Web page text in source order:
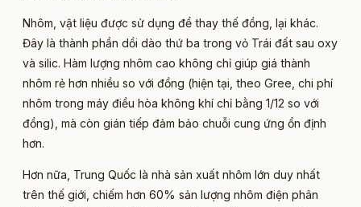
Nhôm, vật liệu được sử dụng để thay thế đồng, lại khác.
Đây là thành phần dồi dào thứ ba trong vỏ Trái đất sau oxy
và silic. Hàm lượng nhôm cao không chỉ giúp giá thành
nhôm rẻ hơn nhiều so với đồng (hiện tại, theo Gree, chi phí
nhôm trong máy điều hòa không khí chỉ bằng 1/12 so với
đồng), mà còn gián tiếp đảm bảo chuỗi cung ứng ổn định
hơn.
Hơn nữa, Trung Quốc là nhà sản xuất nhôm lớn duy nhất
trên thế giới, chiếm hơn 60% sản lượng nhôm điện phân